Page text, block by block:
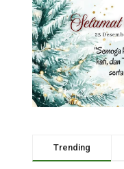
Trending